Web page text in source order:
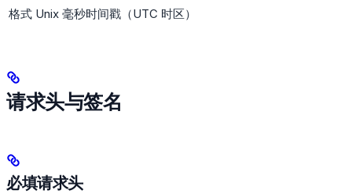
格式 Unix 毫秒时间戳（UTC 时区）
请求头与签名
必填请求头